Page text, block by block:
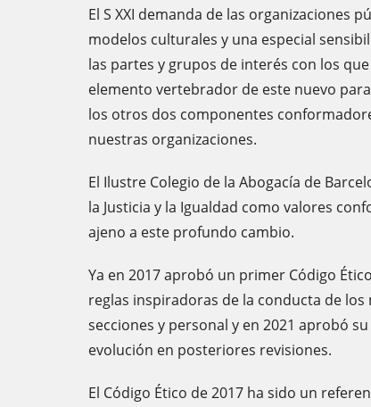
El S XXI demanda de las organizaciones
modelos culturales y una especial
las partes y grupos de interés con los
elemento vertebrador de este nuevo
los otros dos componentes
nuestras organizaciones.
El Ilustre Colegio de la Abogacía de
la Justicia y la Igualdad como valores
ajeno a este profundo cambio.
Ya en 2017 aprobó un primer Código
reglas inspiradoras de la conducta de
secciones y personal y en 2021 aprobó
evolución en posteriores revisiones.
El Código Ético de 2017 ha sido un